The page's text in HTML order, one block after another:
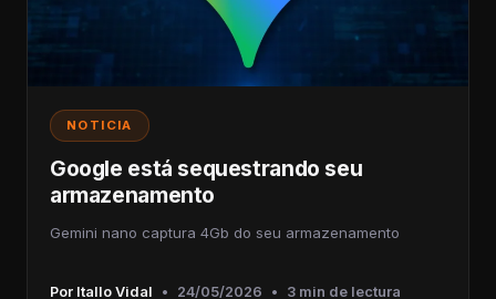
NOTICIA
Google está sequestrando seu
armazenamento
Gemini nano captura 4Gb do seu armazenamento
Por Itallo Vidal • 24/05/2026 • 3 min de lectura